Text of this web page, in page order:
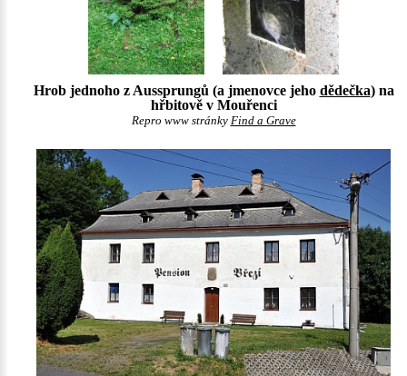
Hrob jednoho z Aussprungů (a jmenovce jeho dědečka) na
hřbitově v Mouřenci
Repro www stránky Find a Grave